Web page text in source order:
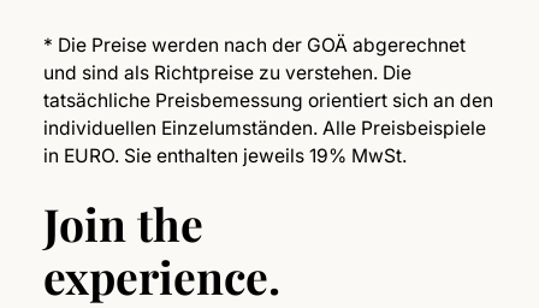
* Die Preise werden nach der GOÄ abgerechnet
und sind als Richtpreise zu verstehen. Die
tatsächliche Preisbemessung orientiert sich an den
individuellen Einzelumständen. Alle Preisbeispiele
in EURO. Sie enthalten jeweils 19% MwSt.
Join the
experience.